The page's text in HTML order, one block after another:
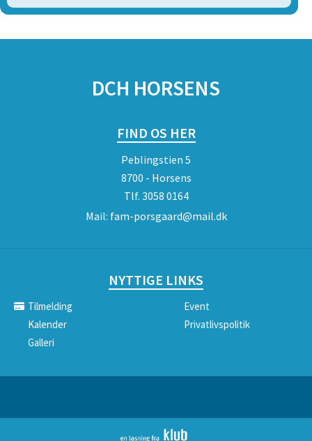
DCH HORSENS
FIND OS HER
Peblingstien 5
8700 - Horsens
Tlf. 3058 0164
Mail: fam-porsgaard@mail.dk
NYTTIGE LINKS
Tilmelding
Event
Kalender
Privatlivspolitik
Galleri